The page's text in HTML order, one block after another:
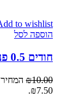
to wishlist
הוספה לסל
חודים 0.5 פנטל
₪10.00 המחיר
₪7.50.